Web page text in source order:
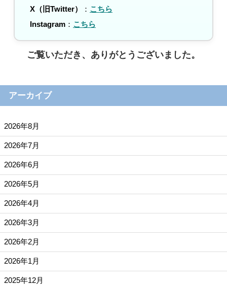
X（旧Twitter） ： こちら
Instagram ： こちら
ご覧いただき、ありがとうございました。
アーカイブ
2026年8月
2026年7月
2026年6月
2026年5月
2026年4月
2026年3月
2026年2月
2026年1月
2025年12月